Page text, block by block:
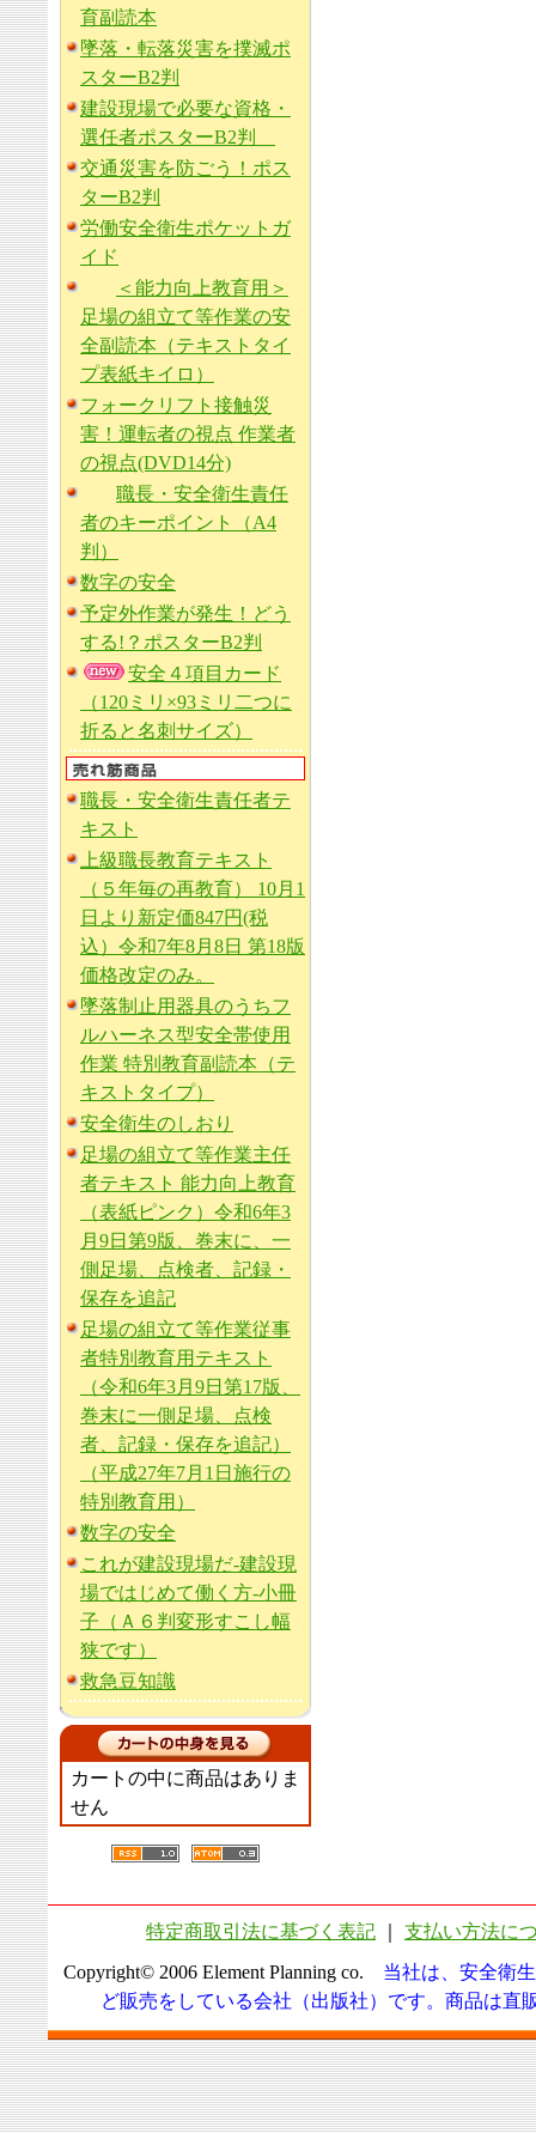
育副読本
墜落・転落災害を撲滅ポ
スターB2判
建設現場で必要な資格・
選任者ポスターB2判
交通災害を防ごう！ポス
ターB2判
労働安全衛生ポケットガ
イド
＜能力向上教育用＞
足場の組立て等作業の安
全副読本（テキストタイ
プ表紙キイロ）
フォークリフト接触災
害！運転者の視点 作業者
の視点(DVD14分)
職長・安全衛生責任
者のキーポイント（A4
判）
数字の安全
予定外作業が発生！どう
する!？ポスターB2判
安全４項目カード
（120ミリ×93ミリ二つに
折ると名刺サイズ）
職長・安全衛生責任者テ
キスト
上級職長教育テキスト
（５年毎の再教育） 10月1
日より新定価847円(税
込）令和7年8月8日 第18版
価格改定のみ。
墜落制止用器具のうちフ
ルハーネス型安全帯使用
作業 特別教育副読本（テ
キストタイプ）
安全衛生のしおり
足場の組立て等作業主任
者テキスト 能力向上教育
（表紙ピンク）令和6年3
月9日第9版、巻末に、一
側足場、点検者、記録・
保存を追記
足場の組立て等作業従事
者特別教育用テキスト
（令和6年3月9日第17版、
巻末に一側足場、点検
者、記録・保存を追記）
（平成27年7月1日施行の
特別教育用）
数字の安全
これが建設現場だ-建設現
場ではじめて働く方-小冊
子（Ａ６判変形すこし幅
狭です）
救急豆知識
カートの中に商品はありま
せん
特定商取引法に基づく表記
支払い方法に
Copyright© 2006 Element Planning co. 当社は、安全衛
ど販売をしている会社（出版社）です。商品は直